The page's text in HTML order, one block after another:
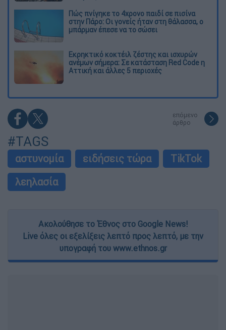
Πώς πνίγηκε το 4χρονο παιδί σε πισίνα
στην Πάρο: Οι γονείς ήταν στη θάλασσα, ο
μπάρμαν έπεσε να το σώσει
Εκρηκτικό κοκτέιλ ζέστης και ισχυρών
ανέμων σήμερα: Σε κατάσταση Red Code η
Αττική και άλλες 5 περιοχές
επόμενο
άρθρο
#TAGS
αστυνομία ειδήσεις τώρα
TikTok
λεηλασία
Ακολούθησε το Έθνος στο Google News!
Live όλες οι εξελίξεις λεπτό προς λεπτό, με την
υπογραφή του www.ethnos.gr